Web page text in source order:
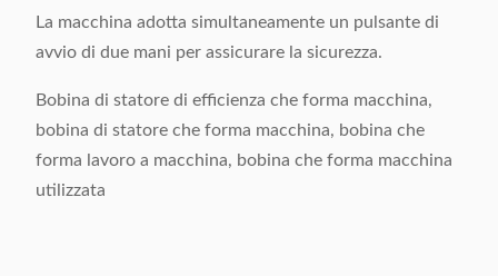
La macchina adotta simultaneamente un pulsante di
avvio di due mani per assicurare la sicurezza.
Bobina di statore di efficienza che forma macchina,
bobina di statore che forma macchina, bobina che
forma lavoro a macchina, bobina che forma macchina
utilizzata